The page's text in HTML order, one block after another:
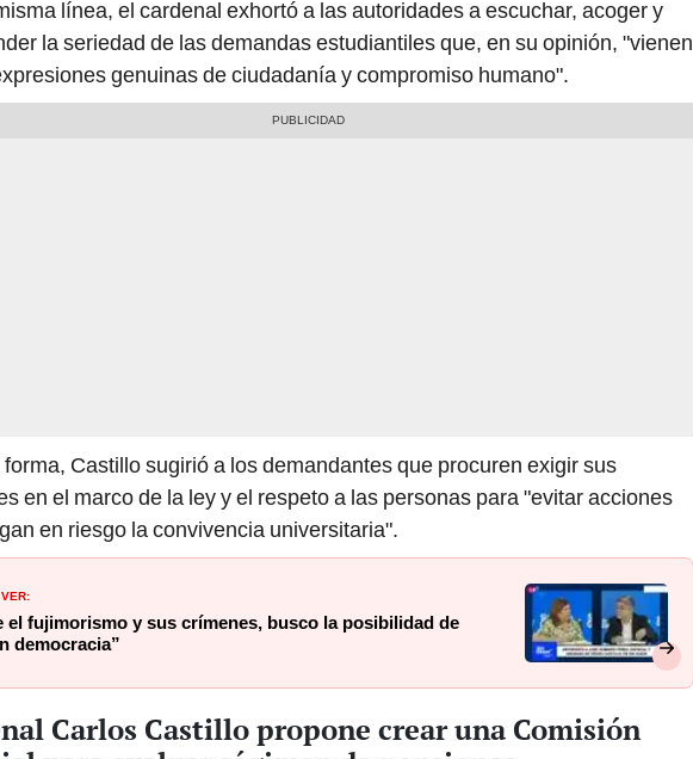
línea, el cardenal exhortó a las autoridades a escuchar, acoger y
la seriedad de las demandas estudiantiles que, en su opinión, "vienen
genuinas de ciudadanía y compromiso humano".
forma, Castillo sugirió a los demandantes que procuren exigir sus
en el marco de la ley y el respeto a las personas para "evitar acciones
en riesgo la convivencia universitaria".
el fujimorismo y sus crímenes, busco la posibilidad de
democracia”
Carlos Castillo propone crear una Comisión